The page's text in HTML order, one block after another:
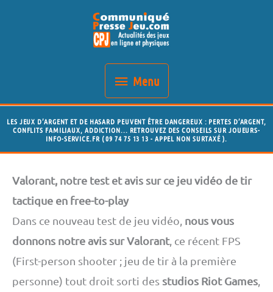
Menu
Menu
LES JEUX D’ARGENT ET DE HASARD PEUVENT ÊTRE DANGEREUX : PERTES D’ARGENT,
CONFLITS FAMILIAUX, ADDICTION... RETROUVEZ DES CONSEILS SUR JOUEURS-
INFO-SERVICE.FR ( 09 74 75 13 13 - APPEL NON SURTAXÉ ).
Valorant, notre test et avis sur ce jeu vidéo de tir
tactique en free-to-play
Dans ce nouveau test de jeu vidéo, nous vous
donnons notre avis sur Valorant, ce récent FPS
(First-person shooter ; jeu de tir à la première
personne) tout droit sorti des studios Riot Games